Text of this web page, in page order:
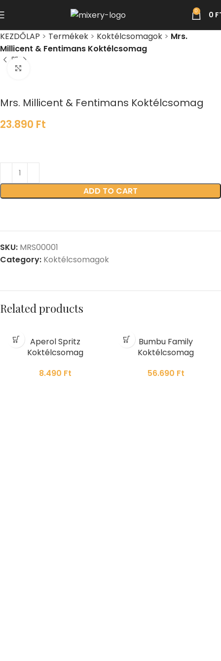
0 0
KEZDŐLAP > Termékek > Koktélcsomagok > Mrs.
Millicent & Fentimans Koktélcsomag
Mrs. Millicent & Fentimans Koktélcsomag
23.890 Ft
ADD TO CART
SKU: MRS00001
Category: Koktélcsomagok
Related products
Aperol Spritz
Koktélcsomag
8.490 Ft
Bumbu Family
Koktélcsomag
56.690 Ft